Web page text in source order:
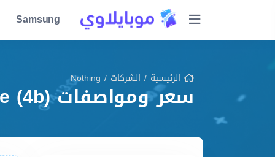
Samsung
الرئيسية / الشركات /
Nothing
سعر ومواصفات Nothing Phone (4b) مميزات وعيوب وشرح شامل